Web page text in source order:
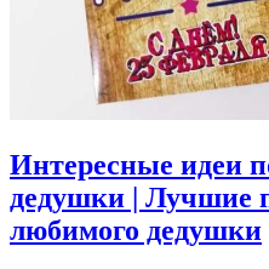
Интересные идеи
дедушки | Лучшие
любимого дедушки